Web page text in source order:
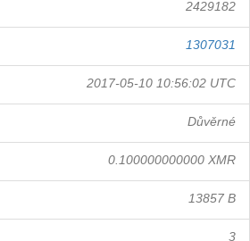
2429182
1307031
2017-05-10 10:56:02 UTC
Důvěrné
0.100000000000 XMR
13857 B
3